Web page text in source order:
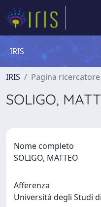
IRIS
IRIS Pagina ricercatore
SOLIGO,
Nome completo
SOLIGO, MATTEO
Afferenza
Università degli Studi